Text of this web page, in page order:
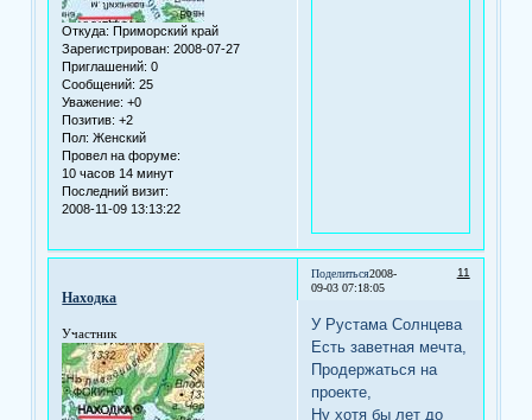
Откуда: Приморский край
Зарегистрирован: 2008-07-27
Приглашений: 0
Сообщений: 25
Уважение: +0
Позитив: +2
Пол: Женский
Провел на форуме:
10 часов 14 минут
Последний визит:
2008-11-09 13:13:22
Поделиться 11
2008-
09-03 07:18:05
Находка
Участник
У Рустама Солнцева
Есть заветная мечта,
Продержаться на
проекте,
Ну хотя бы лет до